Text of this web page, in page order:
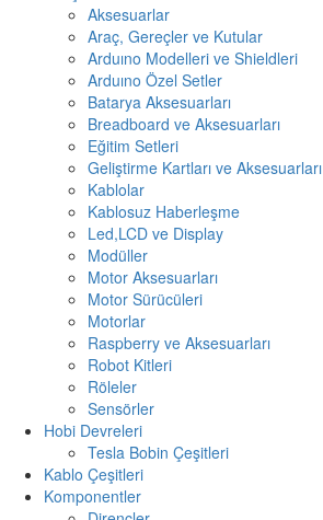
Aksesuarlar
Araç, Gereçler ve Kutular
Arduıno Modelleri ve Shieldleri
Arduıno Özel Setler
Batarya Aksesuarları
Breadboard ve Aksesuarları
Eğitim Setleri
Geliştirme Kartları ve Aksesuarları
Kablolar
Kablosuz Haberleşme
Led,LCD ve Display
Modüller
Motor Aksesuarları
Motor Sürücüleri
Motorlar
Raspberry ve Aksesuarları
Robot Kitleri
Röleler
Sensörler
Hobi Devreleri
Tesla Bobin Çeşitleri
Kablo Çeşitleri
Komponentler